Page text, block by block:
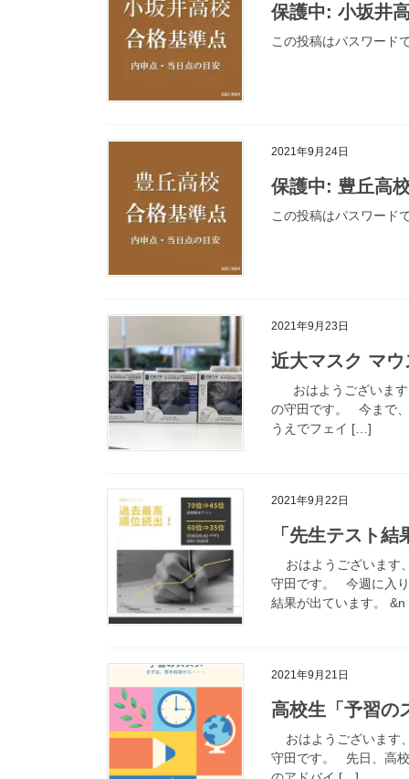
保護中: 小坂井
この投稿はパスワード
2021年9月24日
保護中: 豊丘高
この投稿はパスワード
2021年9月23日
近大マスク マ
おはようございます
の守田です。 今まで
うえでフェイ […]
2021年9月22日
「先生テスト
おはようございます
守田です。 今週に入
結果が出ています。
2021年9月21日
高校生「予習の
おはようございます
守田です。 先日、高